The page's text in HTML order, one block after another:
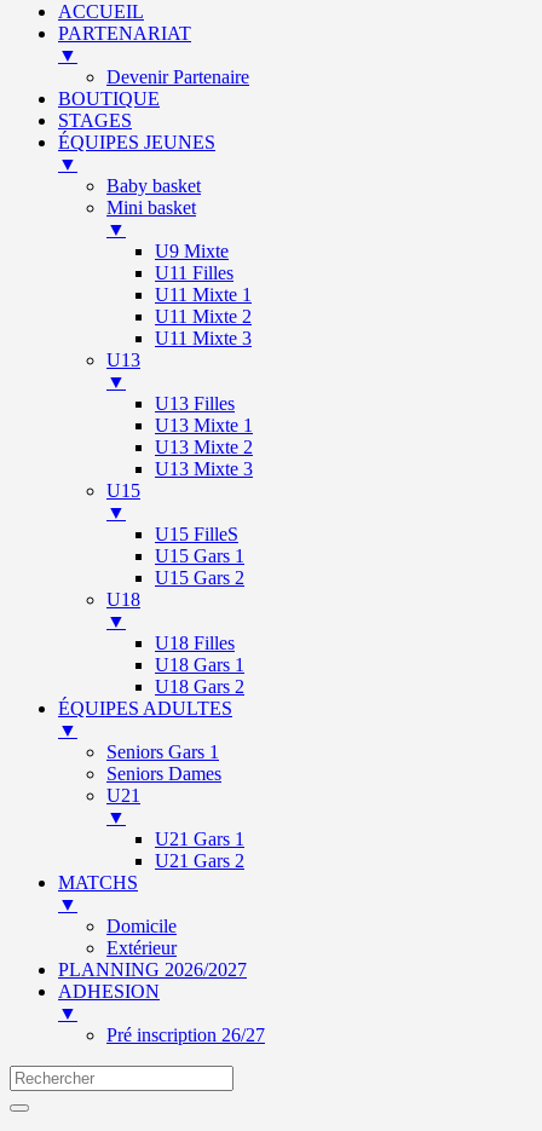
ACCUEIL
PARTENARIAT
▼
Devenir Partenaire
BOUTIQUE
STAGES
ÉQUIPES JEUNES
▼
Baby basket
Mini basket
▼
U9 Mixte
U11 Filles
U11 Mixte 1
U11 Mixte 2
U11 Mixte 3
U13
▼
U13 Filles
U13 Mixte 1
U13 Mixte 2
U13 Mixte 3
U15
▼
U15 FilleS
U15 Gars 1
U15 Gars 2
U18
▼
U18 Filles
U18 Gars 1
U18 Gars 2
ÉQUIPES ADULTES
▼
Seniors Gars 1
Seniors Dames
U21
▼
U21 Gars 1
U21 Gars 2
MATCHS
▼
Domicile
Extérieur
PLANNING 2026/2027
ADHESION
▼
Pré inscription 26/27